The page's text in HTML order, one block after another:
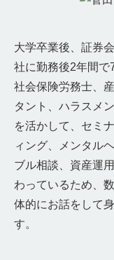
大学卒業後、証券
社に勤務後2年間で
社会保険労務士、
タント、ハラスメ
を活かして、セミ
ィング、メンタル
ブル相談、資産運
わっているため、
体的にお話をして
す。